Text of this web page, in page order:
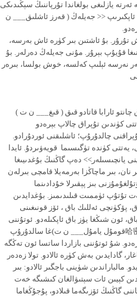
يازلىغى بولغاندا تۇرپاننىڭ سېڭىدىكى
<< جەيلەڭ ( قەرز ئاشلىق___ ن
تۇرۇر. بۇ ئاشتىن بىر كۈرە ئاش بەرسە،
قۇيۇپ بېرۇر. مۇنى جەيلەڭ دەرلەر. بۇ
نەرسە ئېلىپ كەلسە، خوش بولسا، بىرەر
ئارابا قاتادو قىق ( قىغ___ ن ت )
كۈندىن تۇپراق چالاپ بېرەدو
چالدۇرۇپ؛ ئاشلىقنى ئوردۇرادو.
كۈندە تۈگىسىما قويەۋىردۇ. ئايدا
يانچىسىلەر>> دەپ گاڭنىڭ بۇغدىيىغا
نان، بىر ماچاڭزا بەرمەيلا قامچى بىرلەن
بىز پېقىرلا خۇدادىنما
تۇتۇپ ئۈممىت قىلىدىمىز. بۇغدايدىن
پۆكۈنچى ئەللىك باق ، ئۆز قونىغىنى
ئون شىڭغا يۈز باق ئاپكىلەدو. ئوتۇننى
ئالتى كۈللۈك يەردىن ئاپكېلىپ گاڭغا بېرەدو؛ گاڭ ھايداپ قامىتىڭ ( 哈密厅قومۇل يامۇل___ ن ت)غا سالدۇرۇپ
شۇ ئوتۇننى بازاردا ساتسا ئون تەڭگە
گادايدىن بەش كۈرە ئالادو. تولا زەدەر
مالباراندىن شۈينى باجگىر ئالادو: بىر
كېيىن ئات سېتىۋالغان كىشىگە خەت
گاڭنىڭ ئۆزىگەما قىلادو، پۇجۇڭغاما